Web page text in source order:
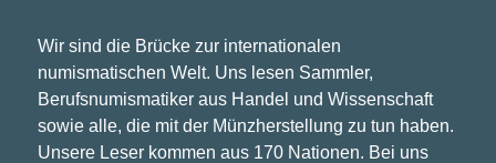
Wir sind die Brücke zur internationalen
numismatischen Welt. Uns lesen Sammler,
Berufsnumismatiker aus Handel und Wissenschaft
sowie alle, die mit der Münzherstellung zu tun haben.
Unsere Leser kommen aus 170 Nationen. Bei uns